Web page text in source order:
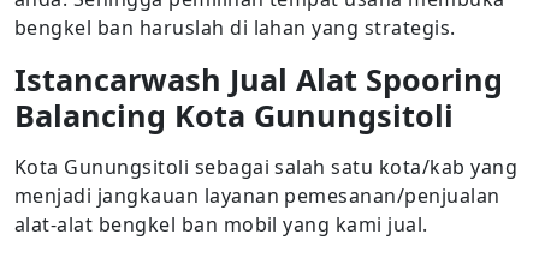
bengkel ban haruslah di lahan yang strategis.
Istancarwash Jual Alat Spooring
Balancing Kota Gunungsitoli
Kota Gunungsitoli sebagai salah satu kota/kab yang
menjadi jangkauan layanan pemesanan/penjualan
alat-alat bengkel ban mobil yang kami jual.